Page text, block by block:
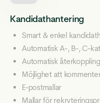
Kandidathantering
Smart & enkel
Automatisk A-, B-, C-
Automatisk
Möjlighet att
E-postmallar
Mallar för